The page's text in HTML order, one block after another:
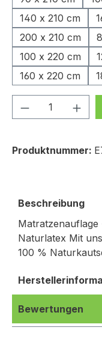
140 x 210 cm
200 x 210 cm
100 x 220 cm
160 x 220 cm
Produkt
Produktnummer:
Beschreibung
Naturlatex Mit
100 %
Bewertungen